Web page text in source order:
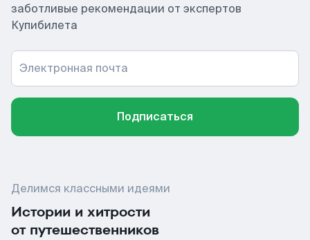
заботливые рекомендации от экспертов
Купибилета
Электронная почта
Подписаться
Делимся классными идеями
Истории и хитрости
от путешественников